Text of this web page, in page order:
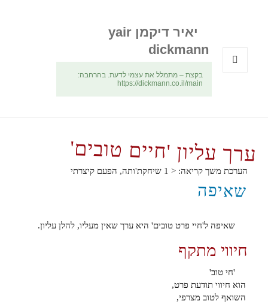
יאיר דיקמן yair
dickmann
בקצת – מתמלל את עצמי לדעת. בהרחבה:
https://dickmann.co.il/main
ערך עליון 'חיים טובים'
הערכת משך קריאה: < 1 שיחקת'ותה, הפעם קיצרתי
שאיפה
שאיפה ל'חיי פרט טובים' היא ערך שאין מעליו, להלן עליון.
חיווי מתקף
'חי טוב'
הוא חיווי תודעת פרט,
השואף לטוב מצרפי,